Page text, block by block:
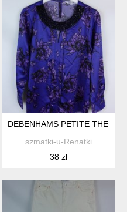
SWETEREK Z ANGORĄ
DEBENHAMS PETITE THE
szmatki-u-Renatki
38 zł